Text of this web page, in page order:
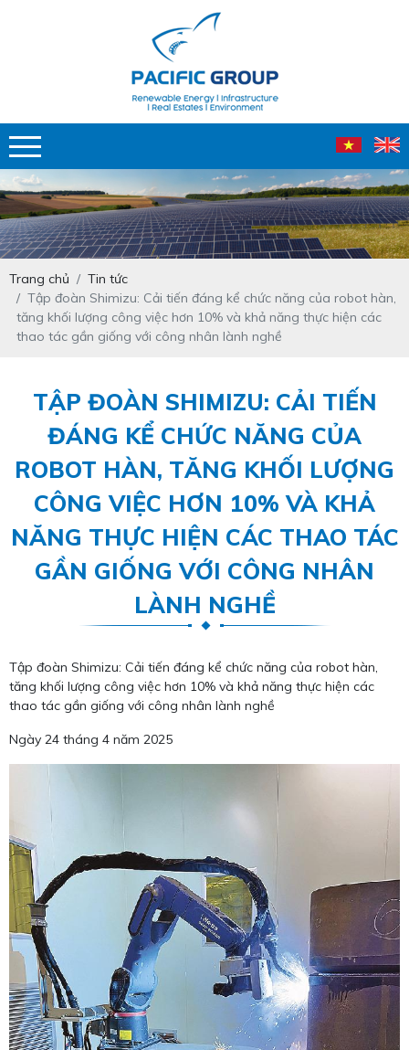
Trang chủ
Tin tức
Tập đoàn Shimizu: Cải tiến đáng kể chức năng của robot hàn,
tăng khối lượng công việc hơn 10% và khả năng thực hiện các
thao tác gần giống với công nhân lành nghề
TẬP ĐOÀN SHIMIZU: CẢI TIẾN
ĐÁNG KỂ CHỨC NĂNG CỦA
ROBOT HÀN, TĂNG KHỐI LƯỢNG
CÔNG VIỆC HƠN 10% VÀ KHẢ
NĂNG THỰC HIỆN CÁC THAO TÁC
GẦN GIỐNG VỚI CÔNG NHÂN
LÀNH NGHỀ
Tập đoàn Shimizu: Cải tiến đáng kể chức năng của robot hàn,
tăng khối lượng công việc hơn 10% và khả năng thực hiện các
thao tác gần giống với công nhân lành nghề
Ngày 24 tháng 4 năm 2025